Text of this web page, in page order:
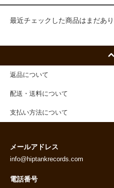
最近チェックした商品はまだあり
返品について
配送・送料について
支払い方法について
メールアドレス
info@hiptankrecords.com
電話番号